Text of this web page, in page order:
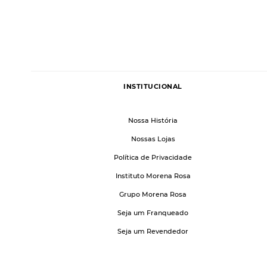
INSTITUCIONAL
Nossa História
Nossas Lojas
Política de Privacidade
Instituto Morena Rosa
Grupo Morena Rosa
Seja um Franqueado
Seja um Revendedor